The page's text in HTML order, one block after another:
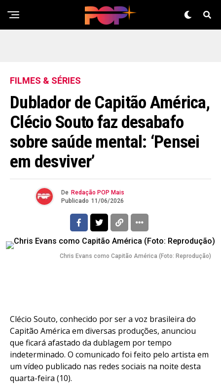
FILMES & SÉRIES
Dublador de Capitão América,
Clécio Souto faz desabafo
sobre saúde mental: ‘Pensei
em desviver’
De Redação POP Mais
Publicado 11/06/2026
Chris Evans como Capitão América (Foto: Reprodução)
Clécio Souto, conhecido por ser a voz brasileira do
Capitão América em diversas produções, anunciou
que ficará afastado da dublagem por tempo
indeterminado. O comunicado foi feito pelo artista em
um vídeo publicado nas redes sociais na noite desta
quarta-feira (10).